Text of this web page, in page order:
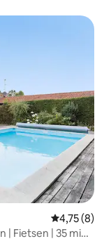
4,75 (8)
| Fietsen | 35 min